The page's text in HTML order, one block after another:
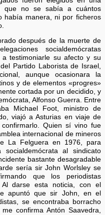
que no se sabía a cuántos
había manera, ni por ficheros
después de la muerte de
socialdemócratas
testimoniarle su afecto y su
Partido Laborista de Israel,
aunque ocasionara la
y de elementos «progres»
cortada por un decidido, y
Alfonso Guerra. Entre
Michael Foot, ministro de
viajó a Asturias en viaje de
Quien sí vino fue
internacional de mineros
La Felguera en 1976, para
al sindicato
bastante desagradable
sería sir John Worlsley se
que los periodistas
darse esta noticia, con el
apuntó que sir John, en el
se encontraba borracho
confirma Antón Saavedra,